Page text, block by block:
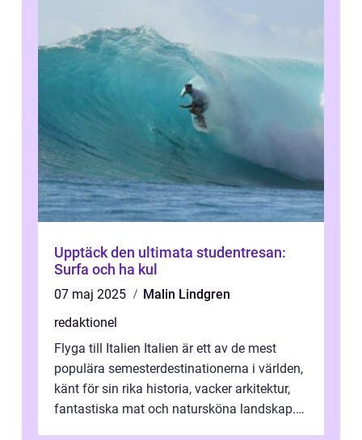
Upptäck den ultimata studentresan:
Surfa och ha kul
07 maj 2025
Malin Lindgren
redaktionel
Flyga till Italien Italien är ett av de mest
populära semesterdestinationerna i världen,
känt för sin rika historia, vacker arkitektur,
fantastiska mat och natursköna landskap.